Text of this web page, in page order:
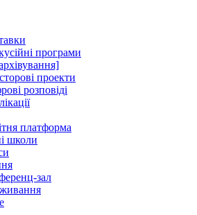
програми
проекти
розповіді
платформа
школи
зал